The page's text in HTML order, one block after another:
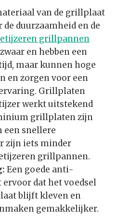
van de grillplaat
duurzaamheid en de
grillpannen
en hebben een
maar kunnen hoge
en zorgen voor een
Grillplaten
werkt uitstekend
grillplaten zijn
een snellere
zijn iets minder
grillpannen.
Een goede anti-
ervoor dat het voedsel
blijft kleven en
gemakkelijker.